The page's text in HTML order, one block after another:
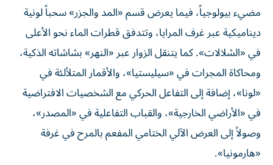
مضيء بيولوجياً، فيما يعرض قسم «المد والجزر» سحباً لونية
ديناميكية عبر غرف المرايا، وتتدفق قطرات الماء نحو الأعلى
في «الشلالات». كما يتنقل الزوار عبر «النهر» بشاشاته الذكية،
ومحاكاة المجرات في «سيليستيا»، والأقمار المتلألئة في
«لونا»، إضافة إلى التفاعل الحركي مع الشخصيات الافتراضية
في «الأراضي الخارجية»، والقباب التفاعلية في «المصدر»،
وصولاً إلى العرض الآلي الختامي المفعم بالمرح في غرفة
«هارمونيا».